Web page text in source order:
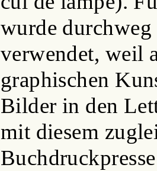
wurde
verwendet, weil
graphischen
Bilder in den
mit diesem